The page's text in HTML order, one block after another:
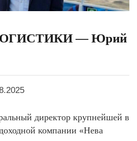
— Юрий
директор крупнейшей в
компании «Нева